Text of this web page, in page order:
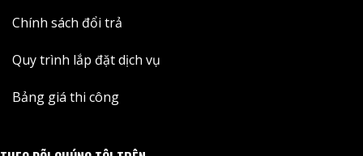
Chính sách đổi trả
Quy trình lắp đặt dịch vụ
Bảng giá thi công